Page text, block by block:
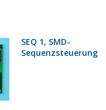
SEQ 1, SMD-
Sequenzsteuerung